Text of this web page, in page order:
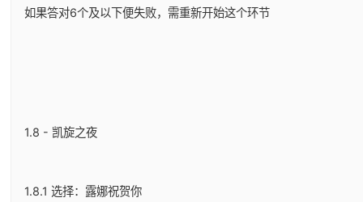
如果答对6个及以下便失败，需重新开始这个环节
1.8 - 凯旋之夜
1.8.1 选择：露娜祝贺你